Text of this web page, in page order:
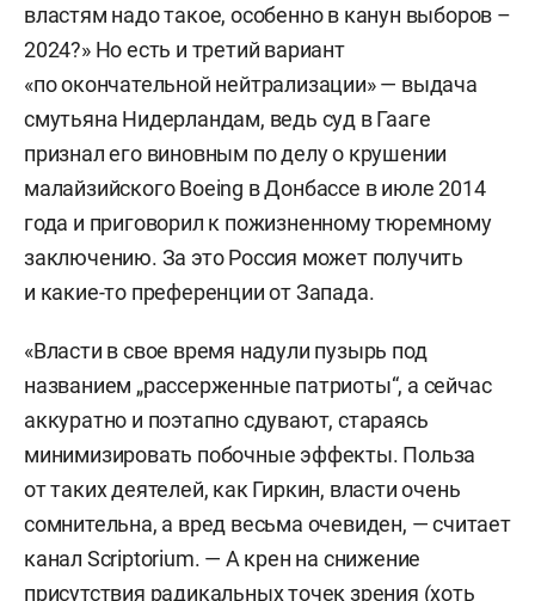
властям надо такое, особенно в канун выборов –
2024?» Но есть и третий вариант
«по окончательной нейтрализации» — выдача
смутьяна Нидерландам, ведь суд в Гааге
признал его виновным по делу о крушении
малайзийского Boeing в Донбассе в июле 2014
года и приговорил к пожизненному тюремному
заключению. За это Россия может получить
и какие-то преференции от Запада.
«Власти в свое время надули пузырь под
названием „рассерженные патриоты“, а сейчас
аккуратно и поэтапно сдувают, стараясь
минимизировать побочные эффекты. Польза
от таких деятелей, как Гиркин, власти очень
сомнительна, а вред весьма очевиден, — считает
канал Scriptorium. — А крен на снижение
присутствия радикальных точек зрения (хоть